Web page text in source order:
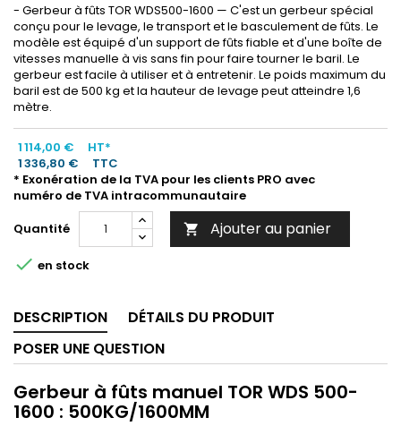
- Gerbeur à fûts TOR WDS500-1600 — C'est un gerbeur spécial
conçu pour le levage, le transport et le basculement de fûts. Le
modèle est équipé d'un support de fûts fiable et d'une boîte de
vitesses manuelle à vis sans fin pour faire tourner le baril. Le
gerbeur est facile à utiliser et à entretenir. Le poids maximum du
baril est de 500 kg et la hauteur de levage peut atteindre 1,6
mètre.
1 114,00 €
HT*
1 336,80 €
TTC
* Exonération de la TVA pour les clients PRO avec
numéro de TVA intracommunautaire
Quantité
 Ajouter au panier
 en stock
DESCRIPTION
DÉTAILS DU PRODUIT
POSER UNE QUESTION
Gerbeur à fûts manuel TOR WDS 500-
1600 : 500KG/1600MM